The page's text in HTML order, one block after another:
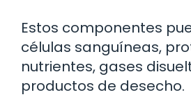
Estos componentes
células sanguíneas,
nutrientes, gases
productos de desecho.